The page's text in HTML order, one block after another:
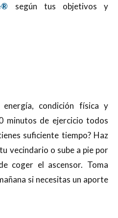
según tus objetivos y
condición física y
minutos de ejercicio todos
suficiente tiempo? Haz
vecindario o sube a pie por
coger el ascensor. Toma
si necesitas un aporte